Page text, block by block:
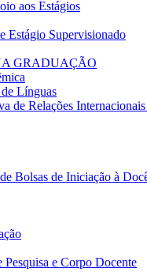
aos Estágios
Estágio Supervisionado
GRADUAÇÃO
Línguas
de Relações
Bolsas de Iniciação à
Pesquisa e Corpo Docente